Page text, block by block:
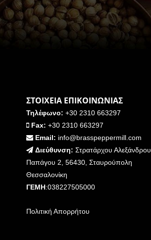
ΣΤΟΙΧΕΙΑ ΕΠΙΚΟΙΝΩΝΙΑΣ
Τηλέφωνο: +30 2310 663297
Fax: +30 2310 663297
Email: info@brasspeppermill.com
Διεύθυνση: Στρατάρχου Αλεξάνδρου
Παπάγου 2, 56430, Σταυρούπολη
Θεσσαλονίκη
ΓΕΜΗ:038227505000
Πολιτική Απορρήτου